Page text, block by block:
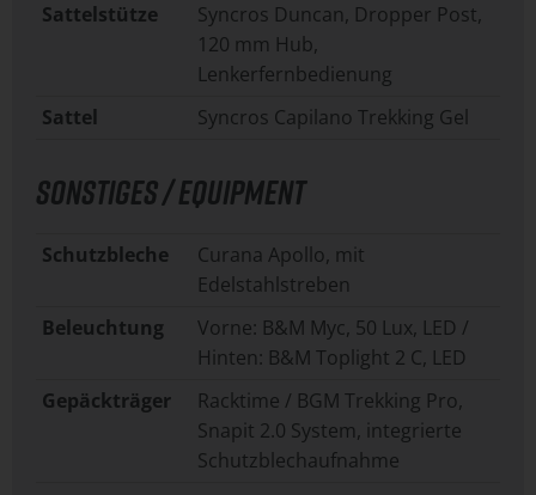
Sattelstütze
Syncros Duncan, Dropper Post,
120 mm Hub,
Lenkerfernbedienung
Sattel
Syncros Capilano Trekking Gel
SONSTIGES / EQUIPMENT
Schutzbleche
Curana Apollo, mit
Edelstahlstreben
Beleuchtung
Vorne: B&M Myc, 50 Lux, LED /
Hinten: B&M Toplight 2 C, LED
Gepäckträger
Racktime / BGM Trekking Pro,
Snapit 2.0 System, integrierte
Schutzblechaufnahme